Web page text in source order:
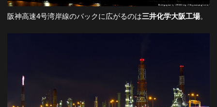
阪神高速4号湾岸線のバックに広がるのは三井化学大阪工場。